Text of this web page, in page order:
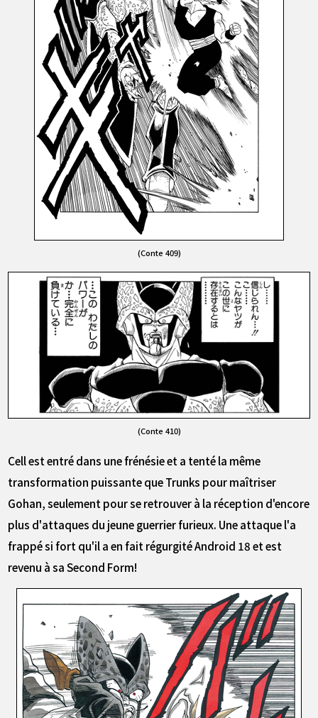
(Conte 409)
(Conte 410)
Cell est entré dans une frénésie et a tenté la même
transformation puissante que Trunks pour maîtriser
Gohan, seulement pour se retrouver à la réception d'encore
plus d'attaques du jeune guerrier furieux. Une attaque l'a
frappé si fort qu'il a en fait régurgité Android 18 et est
revenu à sa Second Form!